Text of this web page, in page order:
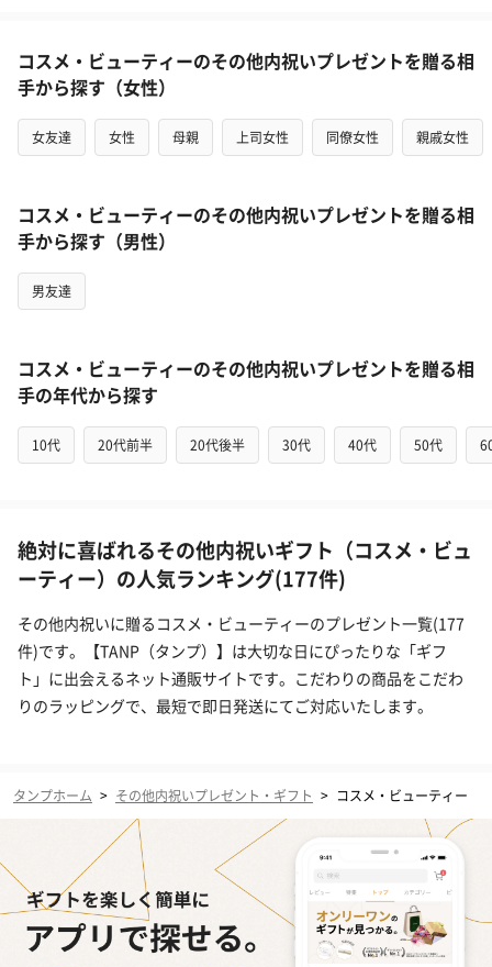
コスメ・ビューティーのその他内祝いプレゼントを贈る相
手から探す（女性）
女友達 女性 母親 上司女性 同僚女性 親戚女性
コスメ・ビューティーのその他内祝いプレゼントを贈る相
手から探す（男性）
男友達
コスメ・ビューティーのその他内祝いプレゼントを贈る相
手の年代から探す
10代 20代前半 20代後半 30代 40代 50代
絶対に喜ばれるその他内祝いギフト（コスメ・ビュ
ーティー）の人気ランキング(177件)
その他内祝いに贈るコスメ・ビューティーのプレゼント一覧(177
件)です。【TANP（タンプ）】は大切な日にぴったりな「ギフ
ト」に出会えるネット通販サイトです。こだわりの商品をこだわ
りのラッピングで、最短で即日発送にてご対応いたします。
タンプホーム > その他内祝いプレゼント・ギフト > コスメ・ビューティー